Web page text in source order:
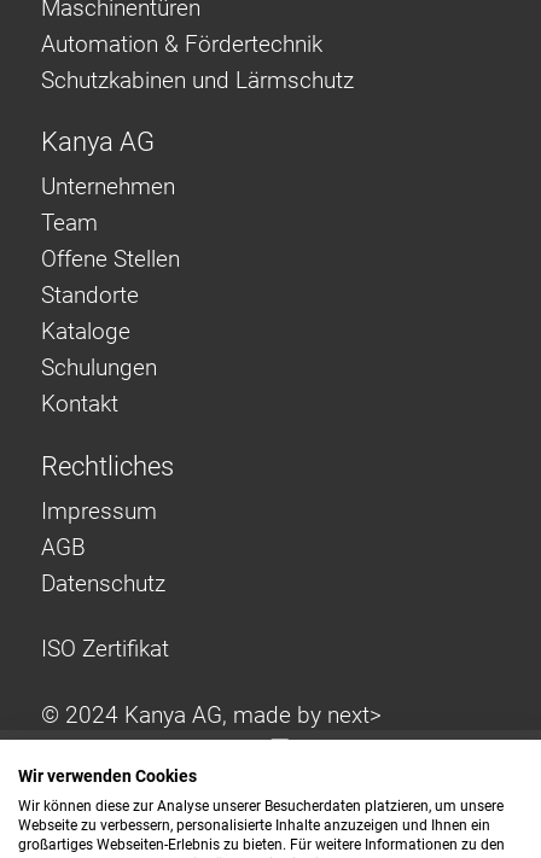
Maschinentüren
Automation & Fördertechnik
Schutzkabinen und Lärmschutz
Kanya AG
Unternehmen
Team
Offene Stellen
Standorte
Kataloge
Schulungen
Kontakt
Rechtliches
Impressum
AGB
Datenschutz
ISO Zertifikat
© 2024 Kanya AG, made by next>
Wir verwenden Cookies
Wir können diese zur Analyse unserer Besucherdaten platzieren, um unsere
Webseite zu verbessern, personalisierte Inhalte anzuzeigen und Ihnen ein
großartiges Webseiten-Erlebnis zu bieten. Für weitere Informationen zu den